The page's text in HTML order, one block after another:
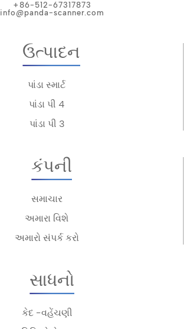
+86-512-67317873
info@panda-scanner.com
ઉત્પાદન
પાંડા સ્માર્ટ
પાંડા પી 4
પાંડા પી 3
કંપની
સમાચાર
અમારા વિશે
અમારો સંપર્ક કરો
સાધનો
કેદ -વહેંચણી